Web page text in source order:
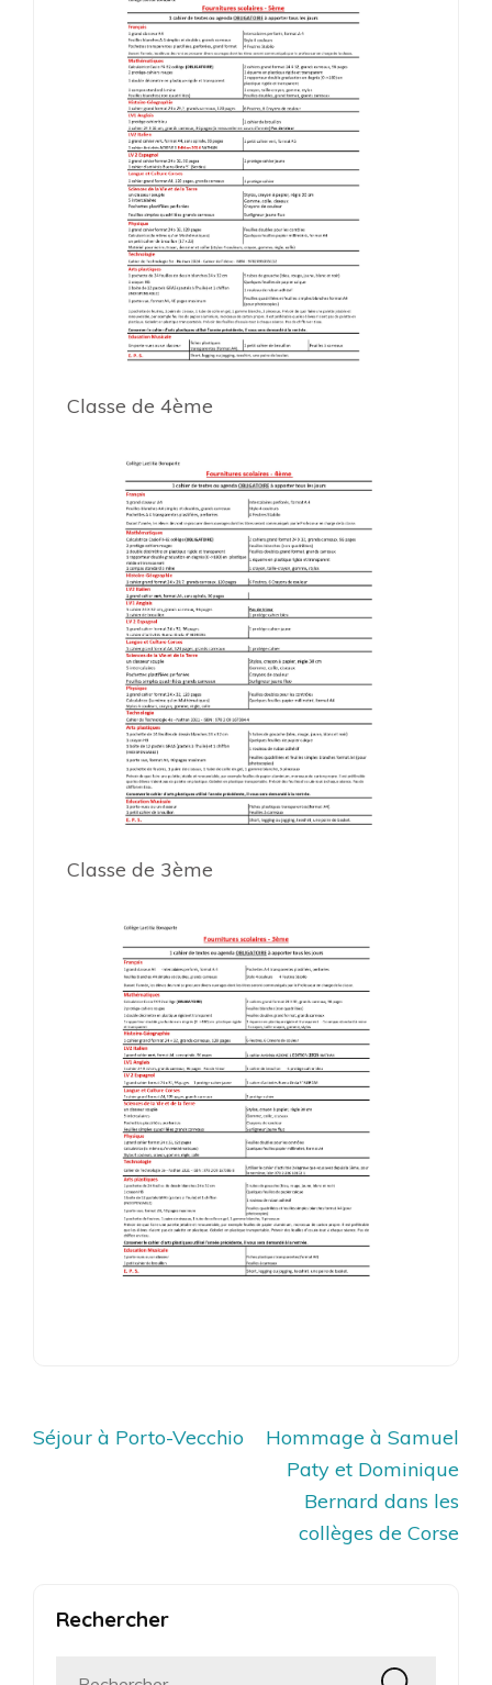
Classe de 4ème
Classe de 3ème
Navigation
Séjour à Porto-Vecchio
Hommage à Samuel
Paty et Dominique
Bernard dans les
collèges de Corse
Rechercher